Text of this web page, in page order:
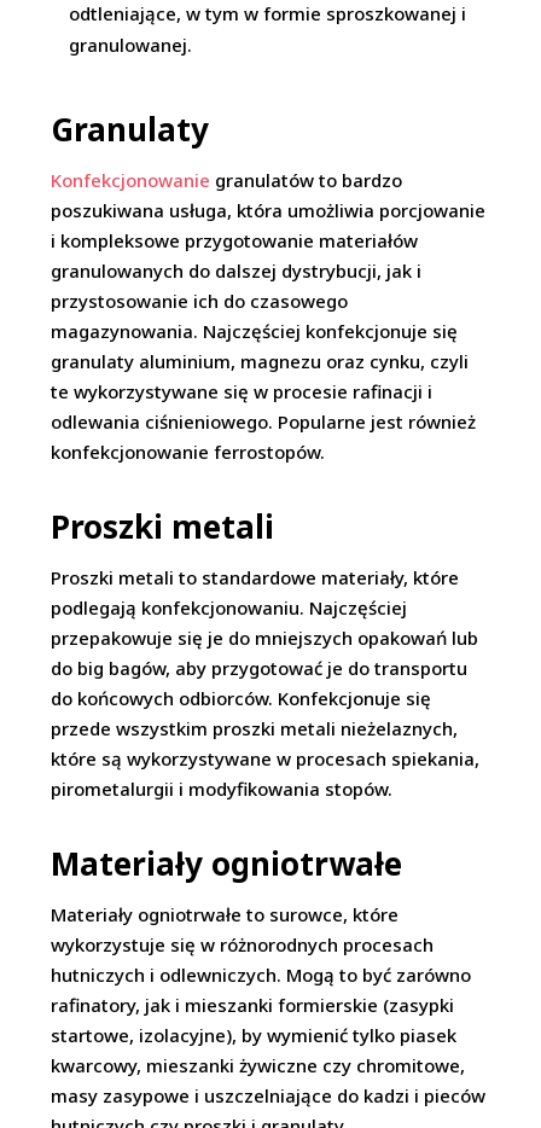
odtleniające, w tym w formie sproszkowanej i
granulowanej.
Granulaty
Konfekcjonowanie granulatów to bardzo
poszukiwana usługa, która umożliwia porcjowanie
i kompleksowe przygotowanie materiałów
granulowanych do dalszej dystrybucji, jak i
przystosowanie ich do czasowego
magazynowania. Najczęściej konfekcjonuje się
granulaty aluminium, magnezu oraz cynku, czyli
te wykorzystywane się w procesie rafinacji i
odlewania ciśnieniowego. Popularne jest również
konfekcjonowanie ferrostopów.
Proszki metali
Proszki metali to standardowe materiały, które
podlegają konfekcjonowaniu. Najczęściej
przepakowuje się je do mniejszych opakowań lub
do big bagów, aby przygotować je do transportu
do końcowych odbiorców. Konfekcjonuje się
przede wszystkim proszki metali nieżelaznych,
które są wykorzystywane w procesach spiekania,
pirometalurgii i modyfikowania stopów.
Materiały ogniotrwałe
Materiały ogniotrwałe to surowce, które
wykorzystuje się w różnorodnych procesach
hutniczych i odlewniczych. Mogą to być zarówno
rafinatory, jak i mieszanki formierskie (zasypki
startowe, izolacyjne), by wymienić tylko piasek
kwarcowy, mieszanki żywiczne czy chromitowe,
masy zasypowe i uszczelniające do kadzi i pieców